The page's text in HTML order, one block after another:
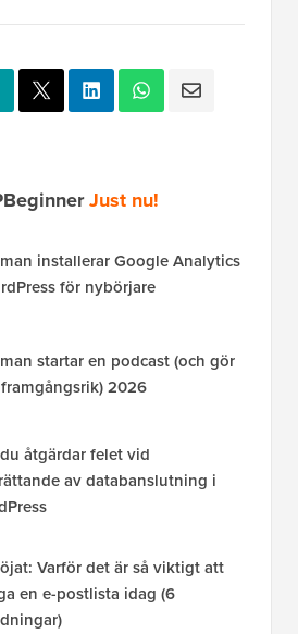
Just nu!
installerar Google Analytics
för nybörjare
startar en podcast (och gör
2026
åtgärdar felet vid
av databanslutning i
Varför det är så viktigt att
en e-postlista idag (6